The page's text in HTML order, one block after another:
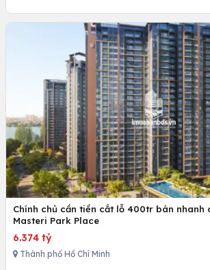
Chính chủ cần tiền cắt lỗ 400tr bán nhanh
Masteri Park Place
6.374 tỷ
Thành phố Hồ Chí Minh